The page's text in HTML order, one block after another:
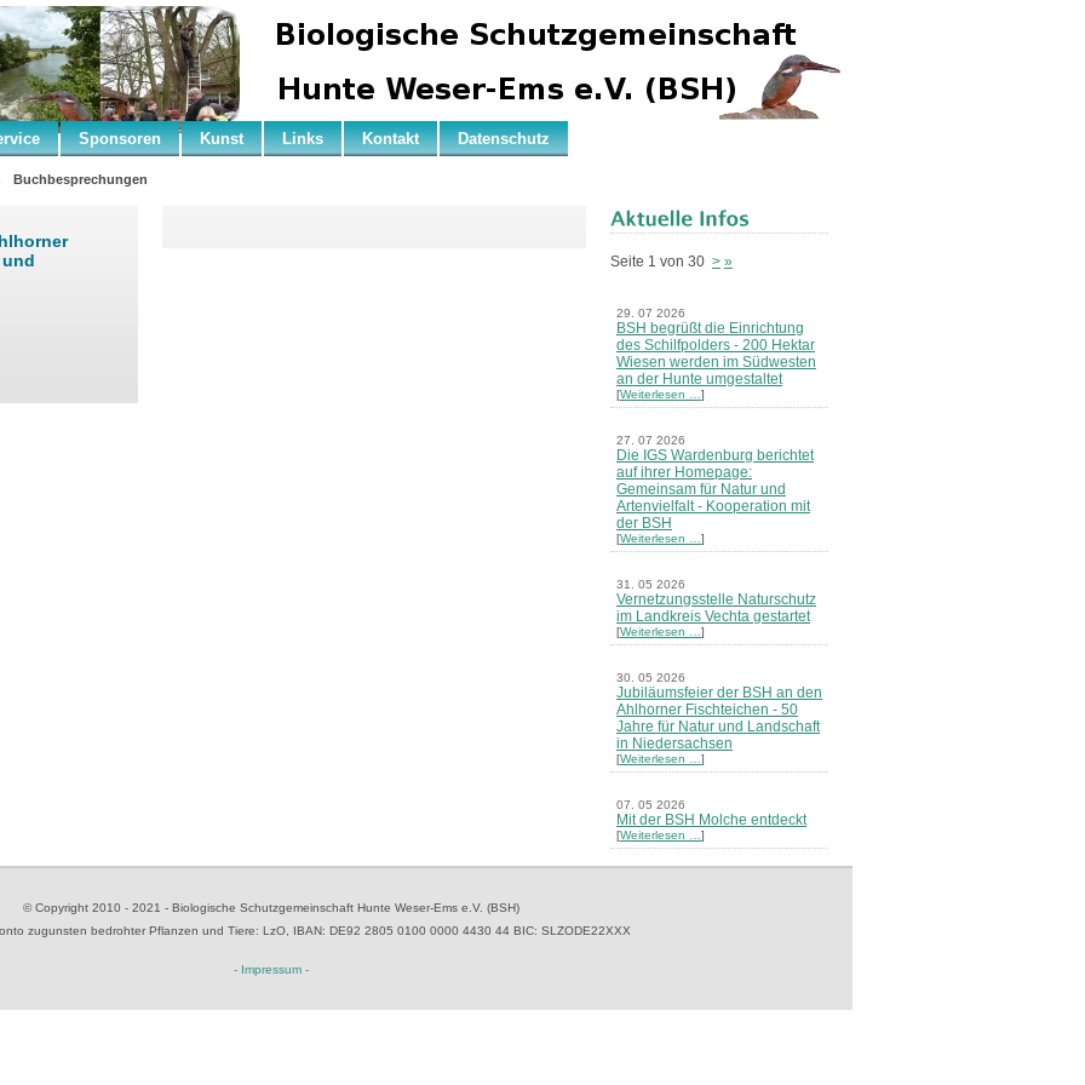
Sponsoren Kunst Links Kontakt Datenschutz
Buchbesprechungen
Seite 1 von 30 > »
29. 07 2026
BSH begrüßt die Einrichtung
des Schilfpolders - 200 Hektar
Wiesen werden im Südwesten
an der Hunte umgestaltet
[Weiterlesen … ]
27. 07 2026
Die IGS Wardenburg berichtet
auf ihrer Homepage:
Gemeinsam für Natur und
Artenvielfalt - Kooperation mit
der BSH
[Weiterlesen … ]
31. 05 2026
Vernetzungsstelle Naturschutz
im Landkreis Vechta gestartet
[Weiterlesen … ]
30. 05 2026
Jubiläumsfeier der BSH an den
Ahlhorner Fischteichen - 50
Jahre für Natur und Landschaft
in Niedersachsen
[Weiterlesen … ]
07. 05 2026
Mit der BSH Molche entdeckt
[Weiterlesen … ]
[Weiterlesen …
© Copyright 2010 - 2021 - Biologische Schutzgemeinschaft Hunte Weser-Ems e.V. (BSH)
zugunsten bedrohter Pflanzen und Tiere: LzO, IBAN: DE92 2805 0100 0000 4430 44 BIC: SLZODE22XXX
- Impressum -